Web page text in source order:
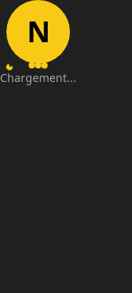
N
Chargement...